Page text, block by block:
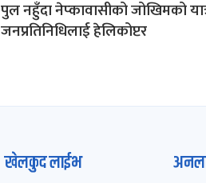
पुल नहुँदा नेप्कावासीको जोखिमको
जनप्रतिनिधिलाई हेलिकोप्टर
खेलकुद लाईभ